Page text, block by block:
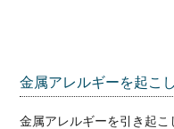
金属アレルギーを起こ
金属アレルギーを引き起